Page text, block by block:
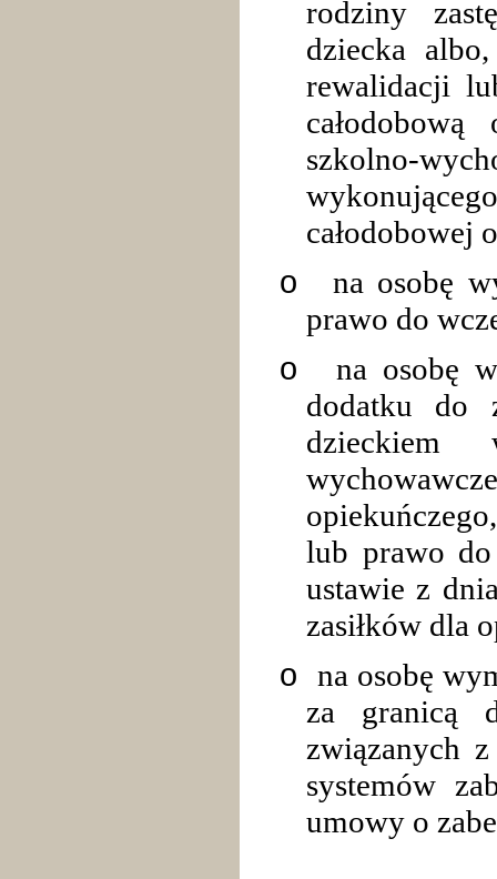
rodziny
dziecka
rewalidacji
szkolno-
całodobowej
o
na osobę
prawo do
o
na osobę
dodatku do
lub prawo
ustawie z
zasiłków dla
o na osobę
za granicą
związanych
systemów
umowy o